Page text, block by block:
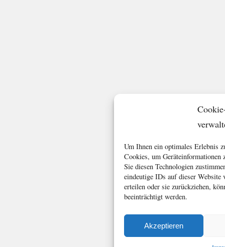
Um Ihnen ein optimales Erlebnis
Cookies, um Geräteinformationen
Sie diesen Technologien
eindeutige IDs auf dieser
erteilen oder sie zurückziehen,
beeinträchtigt werden.
Akzeptieren